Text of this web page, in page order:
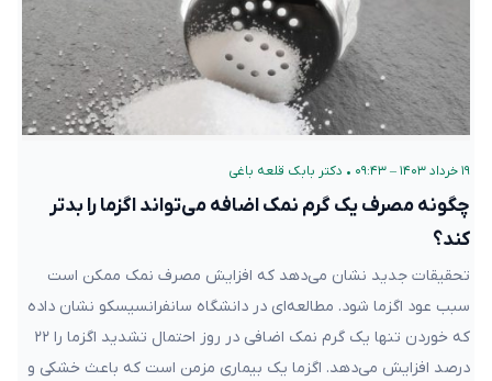
۱۹ خرداد ۱۴۰۳ – ۰۹:۴۳ • دکتر بابک قلعه‌ باغی
چگونه مصرف یک گرم نمک اضافه می‌تواند اگزما را بدتر
کند؟
تحقیقات جدید نشان می‌دهد که افزایش مصرف نمک ممکن است
سبب عود اگزما شود. مطالعه‌ای در دانشگاه سانفرانسیسکو نشان داده
که خوردن تنها یک گرم نمک اضافی در روز احتمال تشدید اگزما را ۲۲
درصد افزایش می‌دهد. اگزما یک بیماری مزمن است که باعث خشکی و